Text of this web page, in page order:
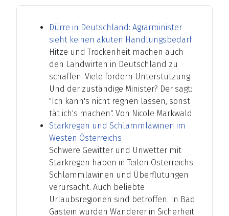
Dürre in Deutschland: Agrarminister
sieht keinen akuten Handlungsbedarf
Hitze und Trockenheit machen auch
den Landwirten in Deutschland zu
schaffen. Viele fordern Unterstützung.
Und der zuständige Minister? Der sagt:
"Ich kann's nicht regnen lassen, sonst
tät ich's machen". Von Nicole Markwald.
Starkregen und Schlammlawinen im
Westen Österreichs
Schwere Gewitter und Unwetter mit
Starkregen haben in Teilen Österreichs
Schlammlawinen und Überflutungen
verursacht. Auch beliebte
Urlaubsregionen sind betroffen. In Bad
Gastein wurden Wanderer in Sicherheit